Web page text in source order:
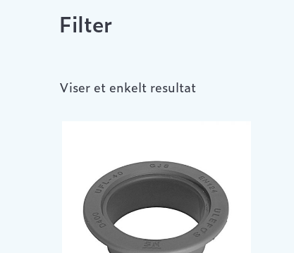
Filter
Viser et enkelt resultat